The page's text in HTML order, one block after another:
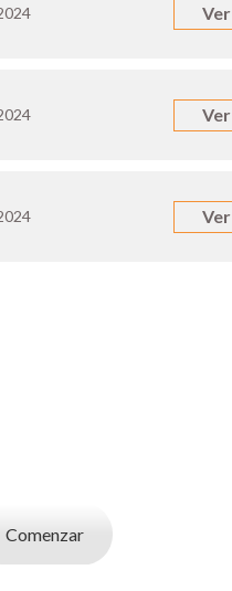
Ver
Ver
Ver
Comenzar